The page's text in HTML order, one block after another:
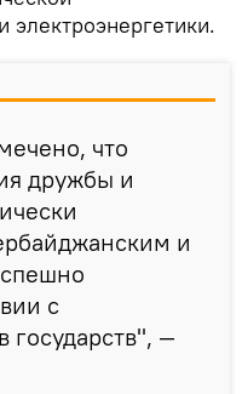
что
дружбы и
и
с
государств", —